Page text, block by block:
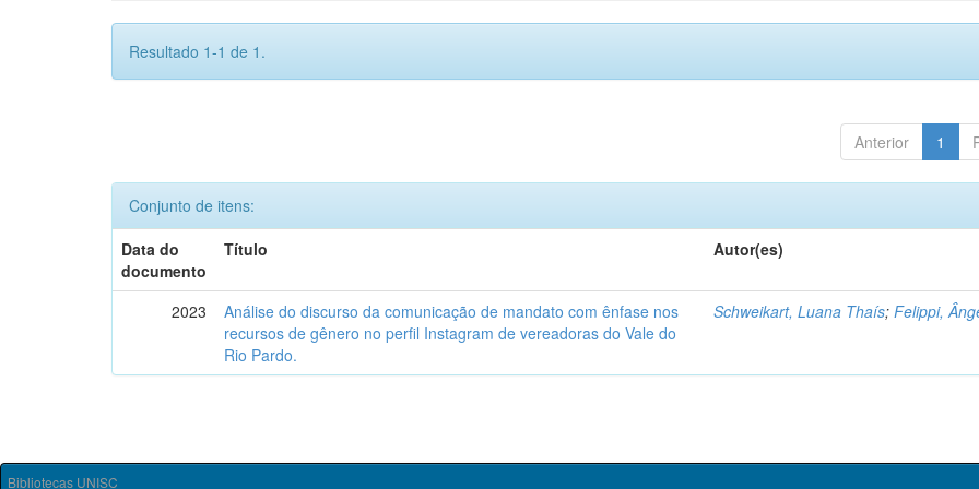
Resultado 1-1 de 1.
Anterior 1
Conjunto de itens:
Data do
documento
Título Autor(es)
2023
Análise do discurso da comunicação de mandato com ênfase nos
recursos de gênero no perfil Instagram de vereadoras do Vale do
Rio Pardo.
Schweikart, Luana Thaís;Felippi,
Bibliotecas UNISC